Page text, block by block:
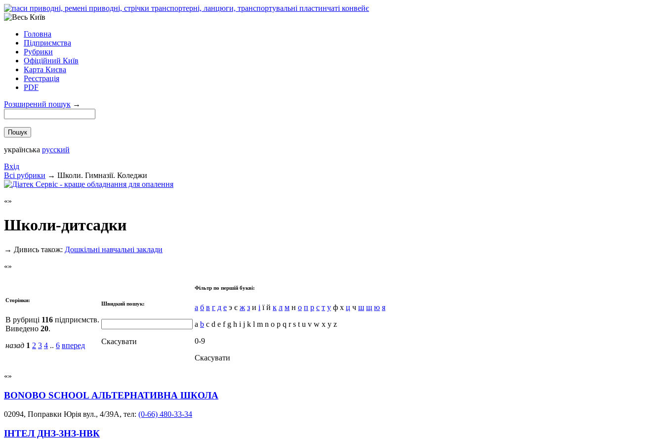
Головна
Підприємства
Рубрики
Офіційний Київ
Карта Києва
Реєстрація
PDF
Розширений пошук →
українська русский
Вхід
Всi рубрики → Школи. Гимназії. Коледжи
Школи-дитсадки
→ Дивись також: Дошкільні навчальні заклади
Сторінки:
В рубриці 116 підприємств.
Виведено 20.
назад 1 2 3 4 .. 6 вперед
Швидкий пошук:
Скасувати
Фільтр по першій букві:
а б в г д е э є ж з и і ї й к л м н о п р с т у ф х ц ч ш щ ю я
a b c d e f g h i j k l m n o p q r s t u v w x y z
0-9
Скасувати
BONOBO SCHOOL АЛЬТЕРНАТИВНА ШКОЛА
02094, Поправки Юрія вул., 4/39А, тел: (0-66) 480-33-34
ІНТЕЛ ДНЗ-ЗНЗ-НВК